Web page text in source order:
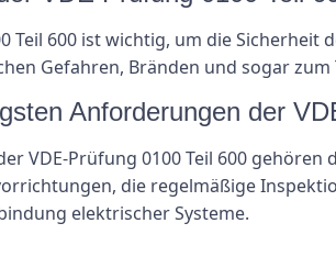
Teil 600 ist wichtig, um die
Gefahren, Bränden und sogar zum
Anforderungen der
VDE-Prüfung 0100 Teil 600
die regelmäßige
elektrischer Systeme.